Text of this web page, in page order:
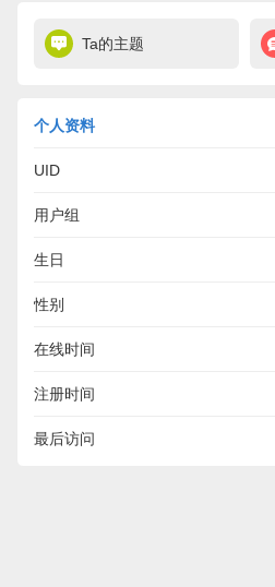
Ta的主题
个人资料
UID
用户组
生日
性别
在线时间
注册时间
最后访问